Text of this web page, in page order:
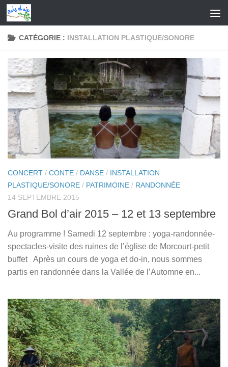
Skip to content
CATÉGORIE : INSTALLATION PLASTIQUE/SONORE
CONCERT / CONTE / DANSE / INSTALLATION
PLASTIQUE/SONORE / PATRIMOINE / RANDONNÉE
14 SEPTEMBRE 2015
Grand Bol d’air 2015 – 12 et 13 septembre
Au programme ! Samedi 12 septembre : yoga-randonnée-
spectacles-visite des ruines de l’église de Morcourt-petit
buffet Après un cours de yoga et do-in, nous sommes
partis en randonnée dans la Vallée de l’Automne en...